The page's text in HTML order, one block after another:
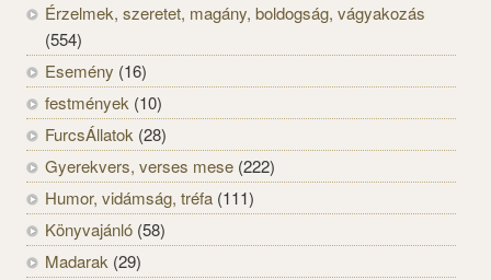
Érzelmek, szeretet, magány, boldogság, vágyakozás
(554)
Esemény (16)
festmények (10)
FurcsÁllatok (28)
Gyerekvers, verses mese (222)
Humor, vidámság, tréfa (111)
Könyvajánló (58)
Madarak (29)